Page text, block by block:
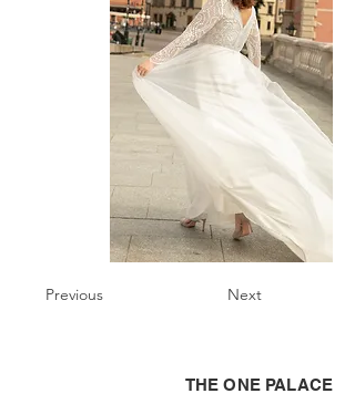
Previous Next
THE ONE PALACE